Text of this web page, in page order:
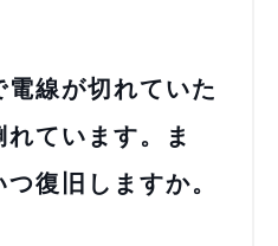
電線が切れていた
れています。ま
復旧しますか。